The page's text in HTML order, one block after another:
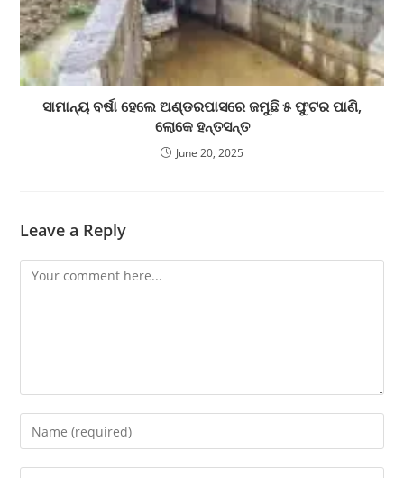
ସାମାନ୍ୟ ବର୍ଷା ହେଲେ ଅଣ୍ଡରପାସରେ ଜମୁଛି ୫ ଫୁଟର ପାଣି,
ଲୋକେ ହନ୍ତସନ୍ତ
June 20, 2025
Leave a Reply